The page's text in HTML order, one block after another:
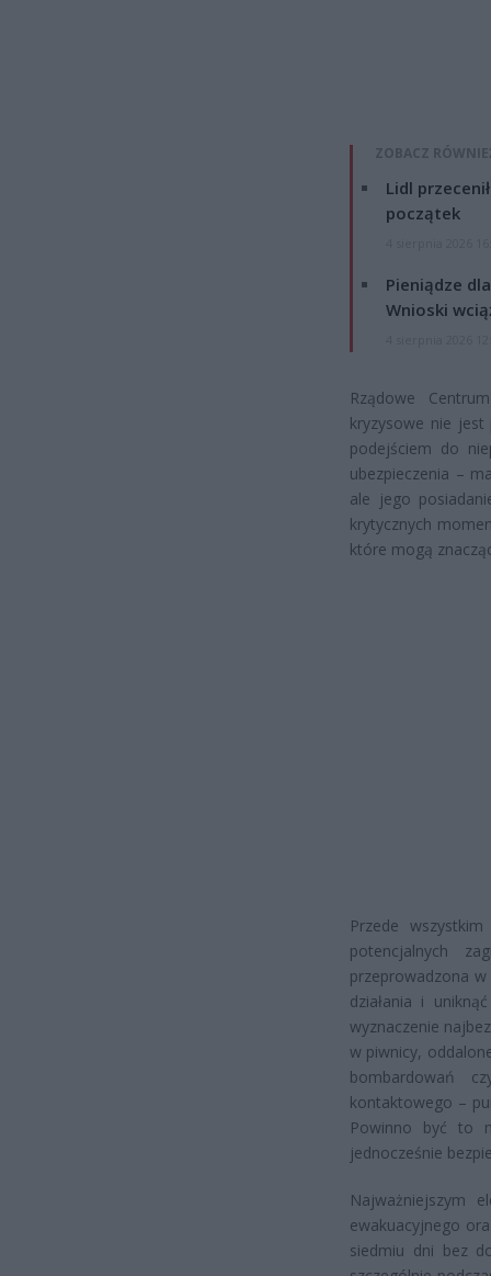
ZOBACZ
Lidl
początek
Pieniądze
Wnioski
Rządowe
kryzysowe nie
podejściem do
ubezpieczenia –
ale jego
krytycznych
które mogą
Przede
potencjalnych
przeprowadzona
działania i
wyznaczenie
w piwnicy,
bombardowań
kontaktowego –
Powinno być to
jednocześnie
Najważniejszym
ewakuacyjnego
siedmiu dni bez